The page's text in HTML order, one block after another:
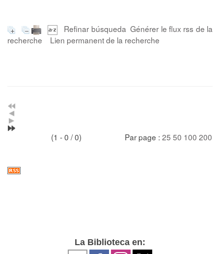
Refinar búsqueda Générer le flux rss de la
recherche
Lien permanent de la recherche
(1 - 0 / 0) Par page : 25 50 100 200
La Biblioteca en: